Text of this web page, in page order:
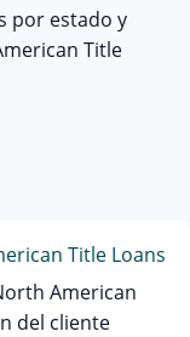
por estado y
Title
Title Loans
American
del cliente